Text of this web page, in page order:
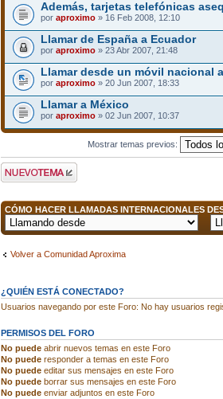
Además, tarjetas telefónicas
por aproximo» 16 Feb 2008, 12:10
Llamar de España a Ecuador
por aproximo» 23 Abr 2007, 21:48
Llamar desde un móvil nacional
por aproximo» 20 Jun 2007, 18:33
Llamar a México
por aproximo» 02 Jun 2007, 10:37
Mostrar temas previos:
Publicar un nuevo
tema
CÓMO HACER LLAMADAS INTERNACIONALES
Volver a Comunidad Aproxima
¿QUIÉN ESTÁ CONECTADO?
Usuarios navegando por este Foro: No hay usuarios
PERMISOS DEL FORO
No puedeabrir nuevos temas en este Foro
No puederesponder a temas en este Foro
No puedeeditar sus mensajes en este Foro
No puedeborrar sus mensajes en este Foro
No puedeenviar adjuntos en este Foro